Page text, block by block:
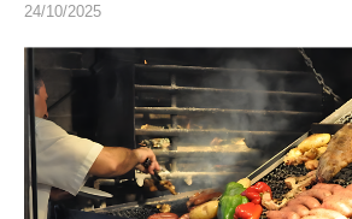
24/10/2025